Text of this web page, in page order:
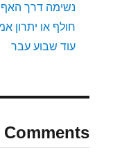
נשימה דרך
חולף או יתרון
עוד שבוע עבר
Comments